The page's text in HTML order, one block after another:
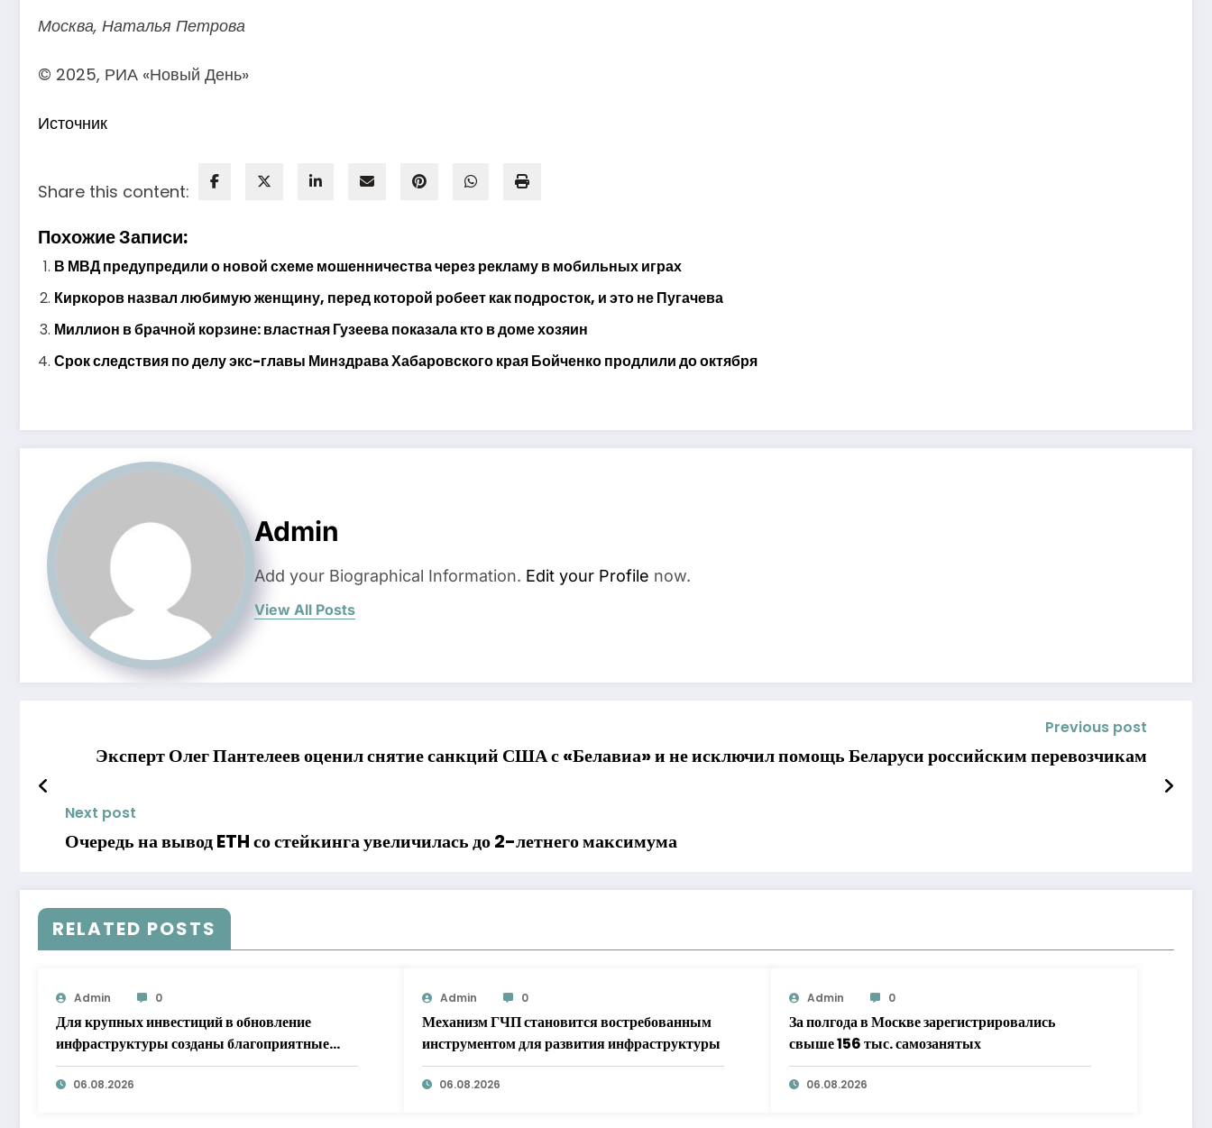
Москва, Наталья Петрова
© 2025, РИА «Новый День»
Источник
Share this content:
Похожие Записи:
В МВД предупредили о новой схеме мошенничества через рекламу в мобильных играх
Киркоров назвал любимую женщину, перед которой робеет как подросток, и это не Пугачева
Миллион в брачной корзине: властная Гузеева показала кто в доме хозяин
Срок следствия по делу экс-главы Минздрава Хабаровского края Бойченко продлили до октября
Admin
Add your Biographical Information. Edit your Profile now.
View All Posts
Previous post
Эксперт Олег Пантелеев оценил снятие санкций США с «Белавиа» и не исключил помощь Беларуси российским перевозчикам
Next post
Очередь на вывод ETH со стейкинга увеличилась до 2-летнего максимума
RELATED POSTS
Admin 0
Для крупных инвестиций в обновление
инфраструктуры созданы благоприятные
условия
06.08.2026
Admin 0
Механизм ГЧП становится востребованным
инструментом для развития инфраструктуры
06.08.2026
Admin 0
За полгода в Москве зарегистрировались
свыше 156 тыс. самозанятых
06.08.2026